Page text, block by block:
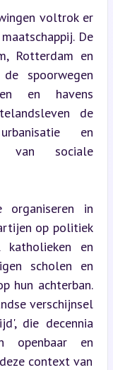
voltrok er
De
Rotterdam en
spoorwegen
en havens
de
en
van sociale
organiseren in
op politiek
katholieken en
scholen en
hun achterban.
verschijnsel
die decennia
openbaar en
context van